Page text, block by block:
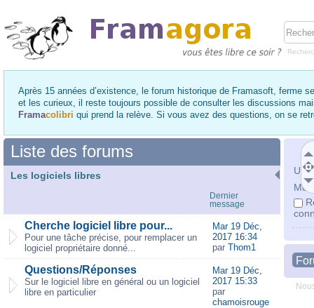
Après 15 années d’existence, le forum historique de Framasoft, ferme
et les curieux, il reste toujours possible de consulter les discussions
Framacolibri qui prend la relève. Si vous avez des questions, on se
Mot
Liste des forums
Les logiciels libres
Dernier
message
Cherche logiciel libre pour...
Pour une tâche précise, pour remplacer un
logiciel propriétaire donné...
Mar 19 Déc,
2017 16:34
par Thom1
Questions/Réponses
Sur le logiciel libre en général ou un logiciel
libre en particulier
Mar 19 Déc,
2017 15:33
par
chamoisrouge